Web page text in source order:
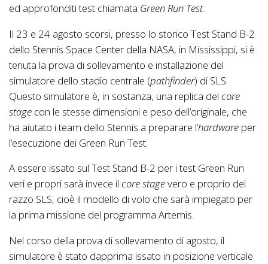
ed approfonditi test chiamata Green Run Test.
Il 23 e 24 agosto scorsi, presso lo storico Test Stand B-2
dello Stennis Space Center della NASA, in Mississippi, si è
tenuta la prova di sollevamento e installazione del
simulatore dello stadio centrale (pathfinder) di SLS.
Questo simulatore è, in sostanza, una replica del core
stage con le stesse dimensioni e peso dell’originale, che
ha aiutato i team dello Stennis a preparare l’hardware per
l’esecuzione dei Green Run Test.
A essere issato sul Test Stand B-2 per i test Green Run
veri e propri sarà invece il core stagevero e proprio del
razzo SLS, cioè il modello di volo che sarà impiegato per
la prima missione del programma Artemis.
Nel corso della prova di sollevamento di agosto, il
simulatore è stato dapprima issato in posizione verticale